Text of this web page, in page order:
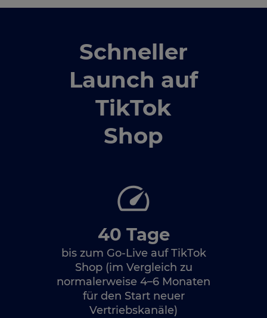
Schneller
Launch auf
TikTok
Shop
40 Tage
bis zum Go-Live auf TikTok
Shop (im Vergleich zu
normalerweise 4–6 Monaten
für den Start neuer
Vertriebskanäle)